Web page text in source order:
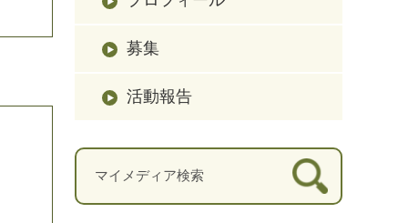
募集
活動報告